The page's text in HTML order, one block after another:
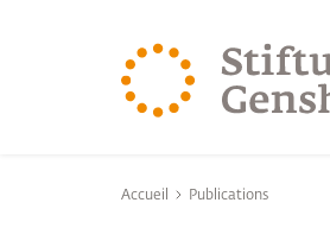
Vous êtes ici:
Accueil Publications